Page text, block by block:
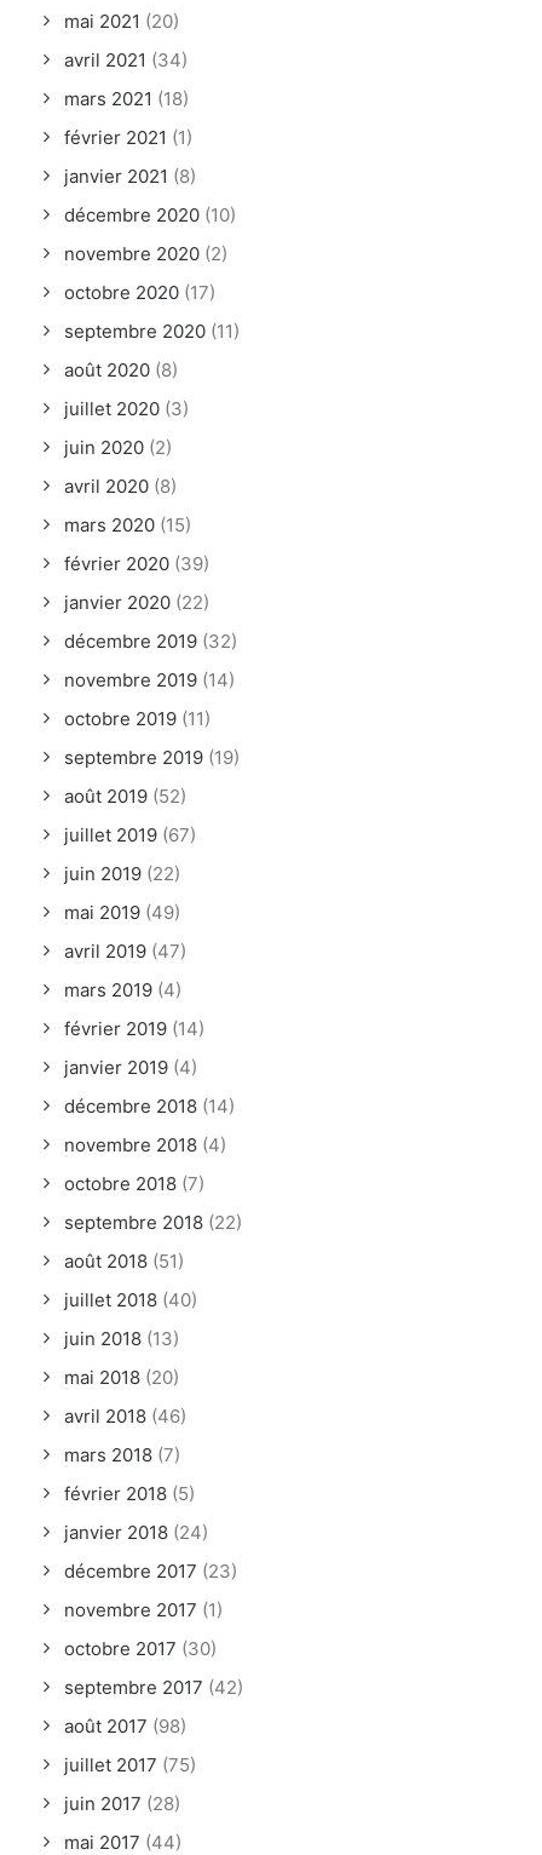
mai 2021 (20)
avril 2021 (34)
mars 2021 (18)
février 2021 (1)
janvier 2021 (8)
décembre 2020 (10)
novembre 2020 (2)
octobre 2020 (17)
septembre 2020 (11)
août 2020 (8)
juillet 2020 (3)
juin 2020 (2)
avril 2020 (8)
mars 2020 (15)
février 2020 (39)
janvier 2020 (22)
décembre 2019 (32)
novembre 2019 (14)
octobre 2019 (11)
septembre 2019 (19)
août 2019 (52)
juillet 2019 (67)
juin 2019 (22)
mai 2019 (49)
avril 2019 (47)
mars 2019 (4)
février 2019 (14)
janvier 2019 (4)
décembre 2018 (14)
novembre 2018 (4)
octobre 2018 (7)
septembre 2018 (22)
août 2018 (51)
juillet 2018 (40)
juin 2018 (13)
mai 2018 (20)
avril 2018 (46)
mars 2018 (7)
février 2018 (5)
janvier 2018 (24)
décembre 2017 (23)
novembre 2017 (1)
octobre 2017 (30)
septembre 2017 (42)
août 2017 (98)
juillet 2017 (75)
juin 2017 (28)
mai 2017 (44)